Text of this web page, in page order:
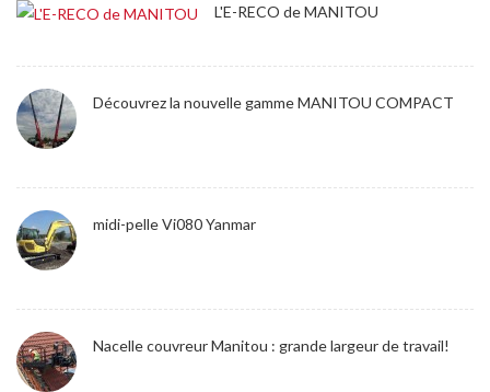
L'E-RECO de MANITOU
Découvrez la nouvelle gamme MANITOU COMPACT
midi-pelle Vi080 Yanmar
Nacelle couvreur Manitou : grande largeur de travail!